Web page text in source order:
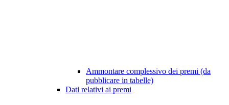
Ammontare complessivo dei premi (da
pubblicare in tabelle)
Dati relativi ai premi